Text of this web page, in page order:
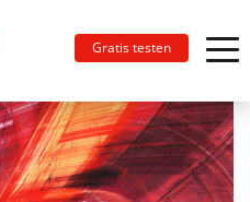
Gratis testen